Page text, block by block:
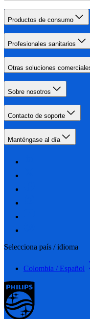
Productos de consumo
Profesionales sanitarios
Otras soluciones
Sobre nosotros
Contacto de soporte
Manténgase al día
Selecciona país / idioma
Colombia / Español